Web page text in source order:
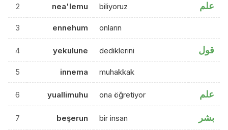
2 nea'lemu biliyoruz علم
3 ennehum onların
4 yekulune dediklerini قول
5 innema muhakkak
6 yuallimuhu ona öğretiyor علم
7 beşerun bir insan بشر